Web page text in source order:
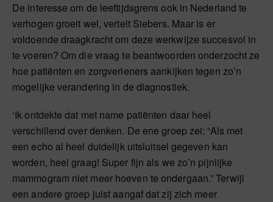
De interesse om de leeftijdsgrens ook in Nederland te
verhogen groeit wel, vertelt Siebers. Maar is er
voldoende draagkracht om deze werkwijze succesvol in
te voeren? Om die vraag te beantwoorden onderzocht ze
hoe patiënten en zorgverleners aankijken tegen zo’n
mogelijke verandering in de diagnostiek.
‘Ik ontdekte dat met name patiënten daar heel
verschillend over denken. De ene groep zei: “Als met
een echo al heel duidelijk uitsluitsel gegeven kan
worden, heel graag! Super fijn als we zo’n pijnlijke
mammogram niet meer hoeven te ondergaan.” Terwijl
een andere groep juist aangaf dat zij zich meer